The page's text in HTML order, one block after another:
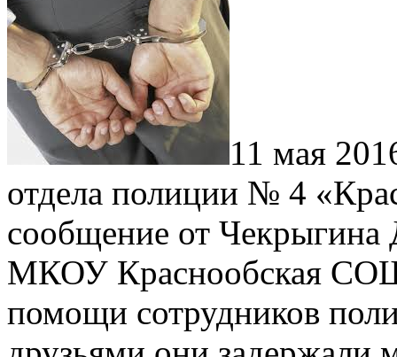
11 мая
отдела полиции № 4
сообщение от Чекрыгина
МКОУ Краснообская
помощи сотрудников